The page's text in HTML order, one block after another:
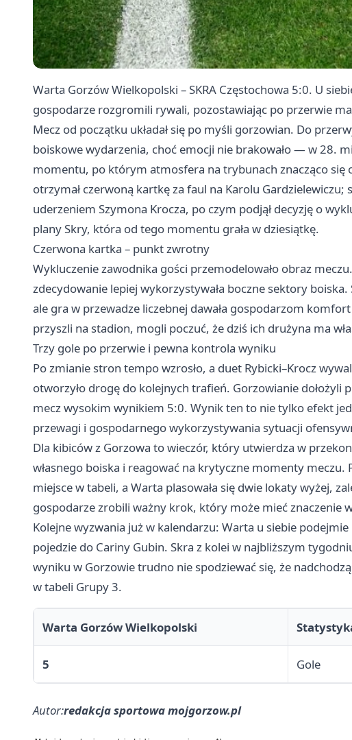
Warta Gorzów Wielkopolski – SKRA Częstochowa 5:0. U
gospodarze rozgromili rywali, pozostawiając po przerwie
Mecz od początku układał się po myśli gorzowian. Do
boiskowe wydarzenia, choć emocji nie brakowało — w 28.
momentu, po którym atmosfera na trybunach znacząco się
otrzymał czerwoną kartkę za faul na Karolu Gardzielewiczu;
uderzeniem Szymona Krocza, po czym podjął decyzję o
plany Skry, która od tego momentu grała w dziesiątkę.
Czerwona kartka – punkt zwrotny
Wykluczenie zawodnika gości przemodelowało obraz
zdecydowanie lepiej wykorzystywała boczne sektory
ale gra w przewadze liczebnej dawała gospodarzom
przyszli na stadion, mogli poczuć, że dziś ich drużyna ma
Trzy gole po przerwie i pewna kontrola wyniku
Po zmianie stron tempo wzrosło, a duet Rybicki–Krocz
otworzyło drogę do kolejnych trafień. Gorzowianie dołożyli
mecz wysokim wynikiem 5:0. Wynik ten to nie tylko efekt
przewagi i gospodarnego wykorzystywania sytuacji
Dla kibiców z Gorzowa to wieczór, który utwierdza w
własnego boiska i reagować na krytyczne momenty meczu.
miejsce w tabeli, a Warta plasowała się dwie lokaty wyżej,
gospodarze zrobili ważny krok, który może mieć znaczenie
Kolejne wyzwania już w kalendarzu: Warta u siebie podejmie
pojedzie do Cariny Gubin. Skra z kolei w najbliższym
wyniku w Gorzowie trudno nie spodziewać się, że
w tabeli Grupy 3.
Warta Gorzów Wielkopolski
5 Gole
Autor:redakcja sportowa mojgorzow.pl